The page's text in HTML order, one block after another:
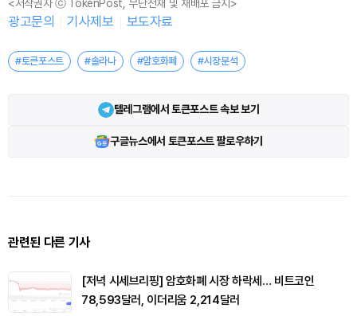
<저작권자 ⓒ TokenPost, 무단전재 및 재배포 금지>
광고문의 기사제보 보도자료
#토큰포스트 #솔라나 #암호화폐 #시장분석
텔레그램에서 토큰포스트 속보 보기
구글뉴스에서 토큰포스트 팔로우하기
관련된 다른 기사
[저녁 시세브리핑] 암호화폐 시장 하락세… 비트코인
78,593달러, 이더리움 2,214달러